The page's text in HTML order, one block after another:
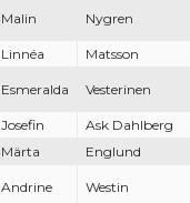
Malin Nygren
Linnéa Matsson
Esmeralda Vesterinen
Josefin Ask Dahlberg
Märta
Englund
Andrine Westin